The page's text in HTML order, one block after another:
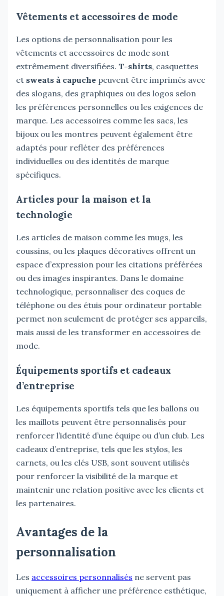
Vêtements et accessoires de mode
Les options de personnalisation pour les
vêtements et accessoires de mode sont
extrêmement diversifiées. T-shirts, casquettes
et sweats à capuche peuvent être imprimés avec
des slogans, des graphiques ou des logos selon
les préférences personnelles ou les exigences de
marque. Les accessoires comme les sacs, les
bijoux ou les montres peuvent également être
adaptés pour refléter des préférences
individuelles ou des identités de marque
spécifiques.
Articles pour la maison et la
technologie
Les articles de maison comme les mugs, les
coussins, ou les plaques décoratives offrent un
espace d’expression pour les citations préférées
ou des images inspirantes. Dans le domaine
technologique, personnaliser des coques de
téléphone ou des étuis pour ordinateur portable
permet non seulement de protéger ses appareils,
mais aussi de les transformer en accessoires de
mode.
Équipements sportifs et cadeaux
d’entreprise
Les équipements sportifs tels que les ballons ou
les maillots peuvent être personnalisés pour
renforcer l’identité d’une équipe ou d’un club. Les
cadeaux d’entreprise, tels que les stylos, les
carnets, ou les clés USB, sont souvent utilisés
pour renforcer la visibilité de la marque et
maintenir une relation positive avec les clients et
les partenaires.
Avantages de la
personnalisation
Les accessoires personnalisés ne servent pas
uniquement à afficher une préférence esthétique,